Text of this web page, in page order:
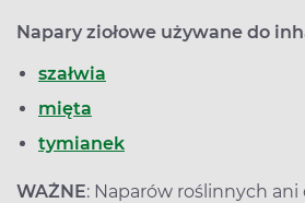
Napary ziołowe używane do
szałwia
mięta
tymianek
WAŻNE: Naparów roślinnych